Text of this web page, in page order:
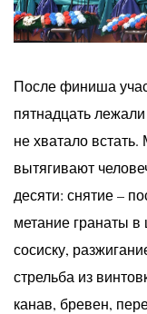
После финиша
пятнадцать
не хватало
вытягивают
десяти: снятие –
метание гранаты в
сосиску,
стрельба из
канав, бревен,